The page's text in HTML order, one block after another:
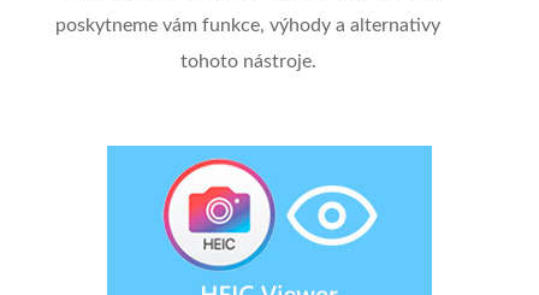
poskytneme vám funkce, výhody a alternativy
tohoto nástroje.